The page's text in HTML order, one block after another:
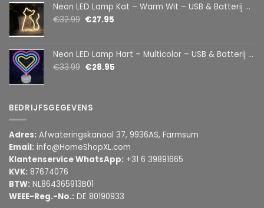
Neon LED Lamp Kat – Warm Wit – USB & Batterij – Decoratieve Tafellamp voor Kinderkamer – 28,5 x 24,5 cm
€32.99 €27.95
Neon LED Lamp Hart – Multicolor – USB & Batterij – Hartvormige Sfeerlamp – Kinderkamer & Slaapkamer – 25,2 x 23 cm
€33.99 €28.95
BEDRIJFSGEGEVENS
Adres: Afwateringskanaal 37, 9936AS, Farmsum
Email: info@HomeShopXL.com
Klantenservice WhatsApp: +31 6 39891665
KVK: 87674076
BTW: NL864365913B01
WEEE-Reg.-No.: DE 80190933